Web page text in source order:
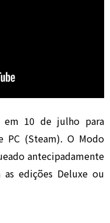
em 10 de julho para
PC (Steam). O Modo
antecipadamente
edições Deluxe ou